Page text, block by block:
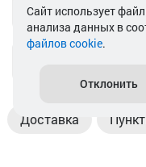
Telegram
Доставка
Cайт использует
анализа данных в
файлов cookie.
Отклонить